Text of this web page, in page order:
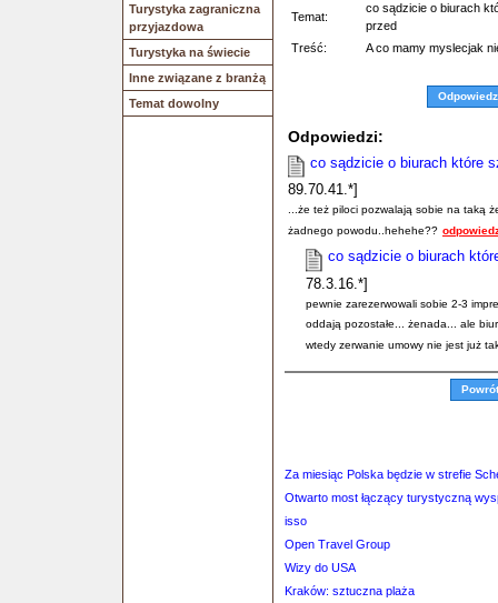
Turystyka zagraniczna
przyjazdowa
Turystyka na świecie
Inne związane z branżą
Temat dowolny
Temat:
co sądzicie o biurach
przed
Treść:
A co mamy myslecjak
Odpowiedz
Odpowiedzi:
co sądzicie o biurach które
89.70.41.*]
...że też piloci pozwalają sobie na taką
żadnego powodu..hehehe??
co sądzicie o biurach
78.3.16.*]
pewnie zarezerwowali sobie 2-3
oddają pozostałe... żenada... ale
wtedy zerwanie umowy nie jest już
Za miesiąc Polska będzie w strefie
Otwarto most łączący turystyczną
isso
Open Travel Group
Wizy do USA
Kraków: sztuczna plaża